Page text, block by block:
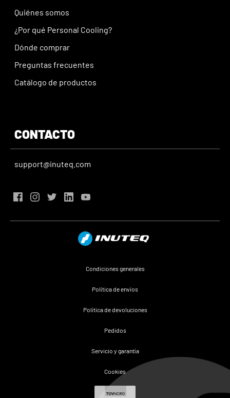
Quiénes somos
¿Por qué Personal Cooling?
Dónde comprar
Preguntas frecuentes
Catálogo de productos
CONTACTO
support@inuteq.com
Condiciones generales
Política de envíos
Política de devoluciones
Pedidos
Servicio y garantía
Cookies